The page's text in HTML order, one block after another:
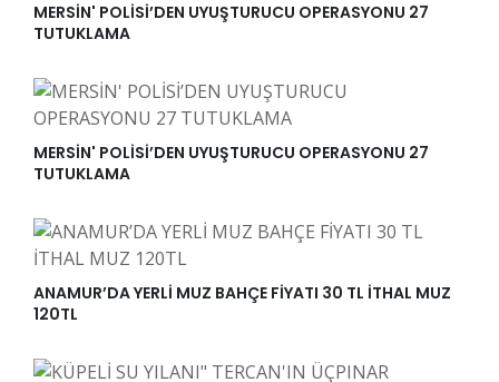
MERSİN' POLİSİ’DEN UYUŞTURUCU OPERASYONU 27
TUTUKLAMA
MERSİN' POLİSİ’DEN UYUŞTURUCU OPERASYONU 27
TUTUKLAMA
ANAMUR’DA YERLİ MUZ BAHÇE FİYATI 30 TL İTHAL MUZ
120TL